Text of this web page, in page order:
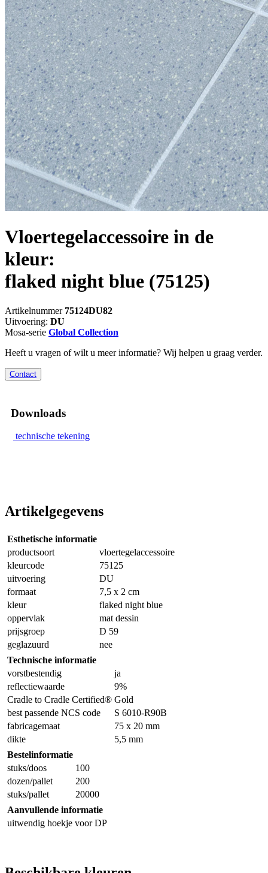
Vloertegelaccessoire in de
kleur:
flaked night blue (75125)
Artikelnummer 75124DU82
Uitvoering: DU
Mosa-serie Global Collection
Heeft u vragen of wilt u meer informatie? Wij helpen u graag verder.
Contact
Downloads
technische tekening
Artikelgegevens
Esthetische informatie
productsoort
vloertegelaccessoire
kleurcode
75125
uitvoering
DU
formaat
7,5 x 2 cm
kleur
flaked night blue
oppervlak
mat dessin
prijsgroep
D 59
geglazuurd
nee
Technische informatie
vorstbestendig
ja
reflectiewaarde
9%
Cradle to Cradle Certified® Gold
best passende NCS code
S 6010-R90B
fabricagemaat
75 x 20 mm
dikte
5,5 mm
Bestelinformatie
stuks/doos
100
dozen/pallet
200
stuks/pallet
20000
Aanvullende informatie
uitwendig hoekje voor DP